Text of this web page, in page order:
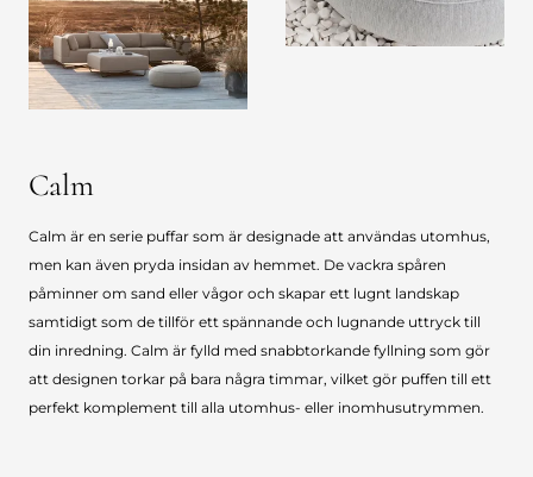
Calm
Calm är en serie puffar som är designade att användas utomhus,
men kan även pryda insidan av hemmet. De vackra spåren
påminner om sand eller vågor och skapar ett lugnt landskap
samtidigt som de tillför ett spännande och lugnande uttryck till
din inredning. Calm är fylld med snabbtorkande fyllning som gör
att designen torkar på bara några timmar, vilket gör puffen till ett
perfekt komplement till alla utomhus- eller inomhusutrymmen.